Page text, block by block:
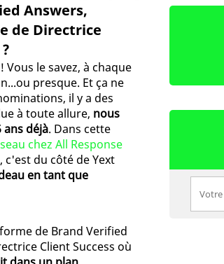
Answers,
de Directrice
le savez, à chaque
presque. Et ça ne
il y a des
à toute allure, nous
déjà. Dans cette
chez All Response
c'est du côté de Yext
en tant que
de Brand Verified
Client Success où